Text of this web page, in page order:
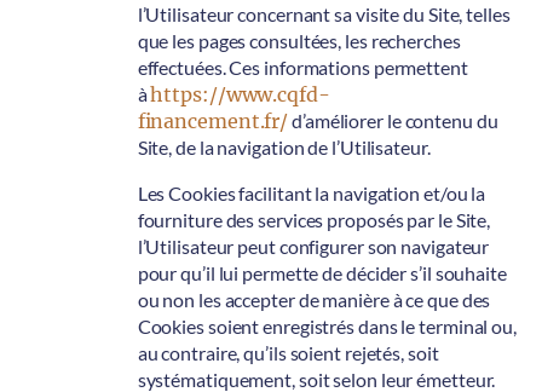
l’Utilisateur concernant sa visite du Site, telles
que les pages consultées, les recherches
effectuées. Ces informations permettent
àhttps://www.cqfd-
financement.fr/d’améliorer le contenu du
Site, de la navigation de l’Utilisateur.
Les Cookies facilitant la navigation et/ou la
fourniture des services proposés par le Site,
l’Utilisateur peut configurer son navigateur
pour qu’il lui permette de décider s’il souhaite
ou non les accepter de manière à ce que des
Cookies soient enregistrés dans le terminal ou,
au contraire, qu’ils soient rejetés, soit
systématiquement, soit selon leur émetteur.